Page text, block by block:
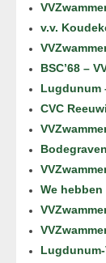
v.v.
BSC’68 –
Lugdunum
CVC
We
Lugdunum-